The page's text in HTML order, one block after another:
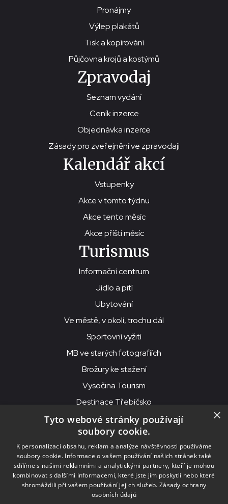
Pronájmy
Výlep plakátů
Tisk a kopírování
Půjčovna krojů a kostýmů
Zpravodaj
Seznam vydání
Ceník inzerce
Objednávka inzerce
Zásady pro zveřejnění ve zpravodaji
Kalendář akcí
Vstupenky
Akce v tomto týdnu
Akce tento měsíc
Akce příští měsíc
Turismus
Informační centrum
Jídlo a pití
Ubytování
Ve městě, v okolí, trochu dál
Sportovní vyžití
MB ve starých fotografiích
Brožury ke stažení
Vysočina Tourism
Destinace Třebíčsko
© 2026MKS Beseda Mor. Budějovice
MKS Beseda, příspěvková organizace, Purcnerova 62, 676 02
Moravské Budějovice
IČO: 00091758, DIČ: CZ00091758, ID datové schránky: chjn2kd
×
Tyto webové stránky používají
soubory cookie.
K personalizaci obsahu, reklam a analýze návštěvnosti používáme
soubory cookie. Informace o vašem používání našich stránek také
sdílíme s našimi reklamními a analytickými partnery, kteří je mohou
kombinovat s dalšími informacemi, které jste jim poskytli nebo které
shromáždili při vašem používání jejich služeb. Zásady ochrany
osobních údajů